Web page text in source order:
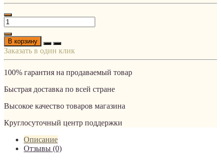
В корзину
Заказать в один клик
100% гарантия на продаваемый товар
Быстрая доставка по всей стране
Высокое качество товаров магазина
Круглосуточный центр поддержки
Описание
Отзывы (0)